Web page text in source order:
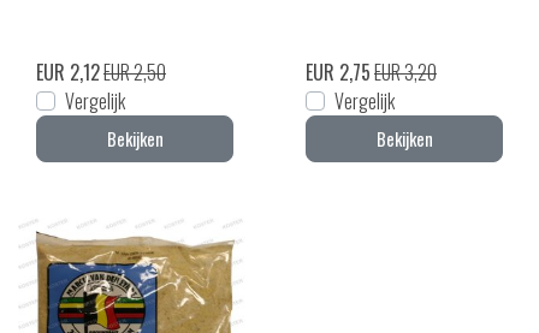
EUR 2,12EUR 2,50
Vergelijk
Bekijken
EUR 2,75EUR 3,20
Vergelijk
Bekijken